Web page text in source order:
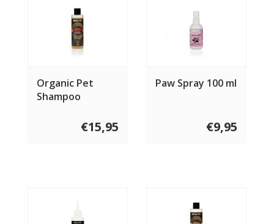
Organic Pet
Shampoo
€15,95
Paw Spray 100 ml
€9,95